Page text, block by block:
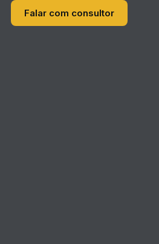
Falar com consultor